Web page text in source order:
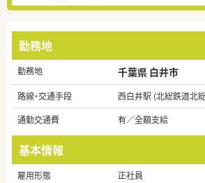
勤務地
勤務地 千葉県 白井市
路線・交通手段
西白井駅 (北総鉄道北
通勤交通費
有／全額支給
基本情報
雇用形態
正社員